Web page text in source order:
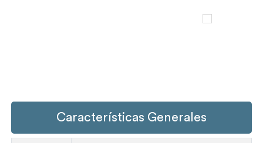
Características Generales